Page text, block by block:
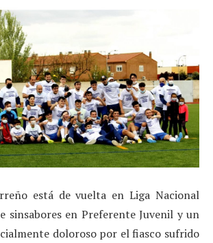
está de vuelta en Liga Nacional
sinsabores en Preferente Juvenil y un
doloroso por el fiasco sufrido